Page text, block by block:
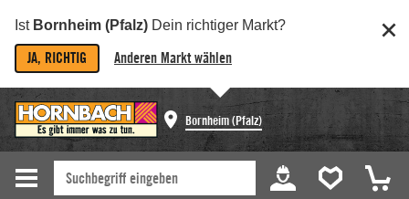
Ist Bornheim (Pfalz) Dein richtiger Markt?
JA, RICHTIG Anderen Markt wählen
Bornheim (Pfalz)